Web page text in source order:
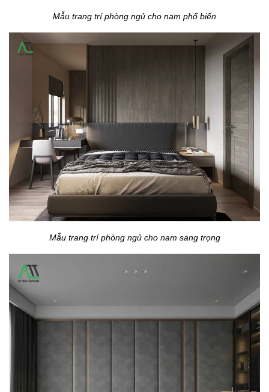
Mẫu trang trí phòng ngủ cho nam phổ biến
Mẫu trang trí phòng ngủ cho nam sang trọng